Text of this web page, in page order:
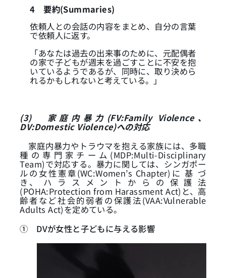
4
要約(Summaries)
依頼人との会話の内容をまとめ、自分の言葉
で依頼人に返す。
「あなたは過去の出来事のために、元配偶者
の家で子どもが週末を過ごすことに不安を抱
いているようであるが、同時に、取り決めら
れるかもしれないと考えている。」
(3) 家庭内暴力(FV:Family Violence、
DV:Domestic Violence)への対応
家庭内暴力やトラウマを抱える家族には、多職
種の専門家チーム(MDP:Multi-Disciplinary
Team)で対応する。暴力に関しては、シンガポー
ルの女性憲章(WC:Women’s Chapter)に 基 づ
き、 ハ ラ ス メ ン ト か ら の 保 護 法
(POHA:Protection from Harassment Act)と、高
齢者など社会的弱者の保護法(VAA:Vulnerable
Adults Act)を定めている。
①
DVが女性と子どもに与える影響